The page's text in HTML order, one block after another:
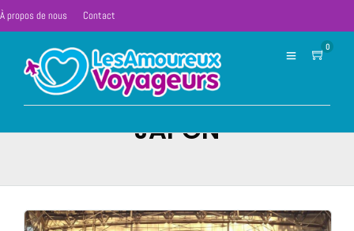
À propos de nous Contact
0
JAPON